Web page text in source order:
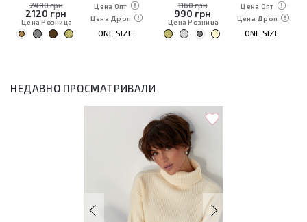
2490 грн
2120 грн
Цена Розница
Цена Опт
Цена Дроп
ONE SIZE
1160 грн
990 грн
Цена Розница
Цена Опт
Цена Дроп
ONE SIZE
НЕДАВНО ПРОСМАТРИВАЛИ